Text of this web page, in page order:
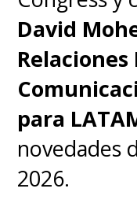
David
para
novedades
2026.